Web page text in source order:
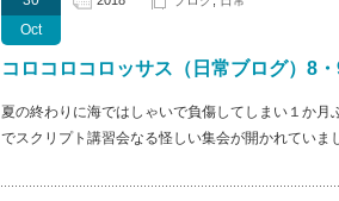
Oct
コロコロコロッサス（日常ブログ）8
夏の終わりに海ではしゃいで負傷してしまい１か
でスクリプト講習会なる怪しい集会が開かれてい